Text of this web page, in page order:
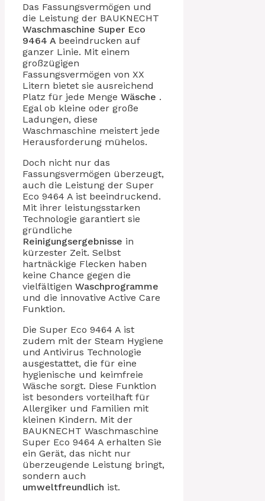
Das Fassungsvermögen und
die Leistung der BAUKNECHT
Waschmaschine Super Eco
9464 A beeindrucken auf
ganzer Linie. Mit einem
großzügigen
Fassungsvermögen von XX
Litern bietet sie ausreichend
Platz für jede Menge Wäsche .
Egal ob kleine oder große
Ladungen, diese
Waschmaschine meistert jede
Herausforderung mühelos.
Doch nicht nur das
Fassungsvermögen überzeugt,
auch die Leistung der Super
Eco 9464 A ist beeindruckend.
Mit ihrer leistungsstarken
Technologie garantiert sie
gründliche
Reinigungsergebnisse in
kürzester Zeit. Selbst
hartnäckige Flecken haben
keine Chance gegen die
vielfältigen Waschprogramme
und die innovative Active Care
Funktion.
Die Super Eco 9464 A ist
zudem mit der Steam Hygiene
und Antivirus Technologie
ausgestattet, die für eine
hygienische und keimfreie
Wäsche sorgt. Diese Funktion
ist besonders vorteilhaft für
Allergiker und Familien mit
kleinen Kindern. Mit der
BAUKNECHT Waschmaschine
Super Eco 9464 A erhalten Sie
ein Gerät, das nicht nur
überzeugende Leistung bringt,
sondern auch
umweltfreundlich ist.